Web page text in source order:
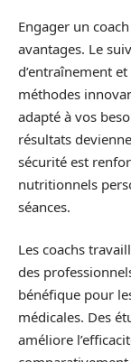
Engager un
avantages. Le
d’entraînement
méthodes
adapté à vos
résultats
sécurité est
nutritionnels
séances.
Les coachs
des
bénéfique pour
médicales. Des
améliore